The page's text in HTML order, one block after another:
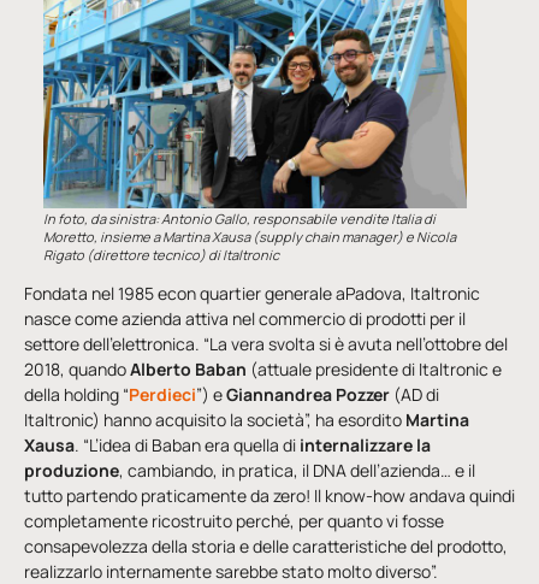
In foto, da sinistra: Antonio Gallo, responsabile vendite Italia di
Moretto, insieme a Martina Xausa (supply chain manager) e Nicola
Rigato (direttore tecnico) di Italtronic
Fondata nel 1985 econ quartier generale aPadova, Italtronic
nasce come azienda attiva nel commercio di prodotti per il
settore dell’elettronica. “La vera svolta si è avuta nell’ottobre del
2018, quandoAlberto Baban (attuale presidente di Italtronic e
della holding “Perdieci”) eGiannandrea Pozzer (AD di
Italtronic) hanno acquisito la società”, ha esordito Martina
Xausa. “L’idea di Baban era quella di internalizzare la
produzione, cambiando, in pratica, il DNA dell’azienda… e il
tutto partendo praticamente da zero! Il know-how andava quindi
completamente ricostruito perché, per quanto vi fosse
consapevolezza della storia e delle caratteristiche del prodotto,
realizzarlo internamente sarebbe stato molto diverso”.